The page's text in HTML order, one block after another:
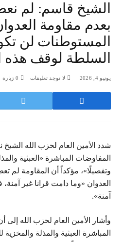
الشيخ قاسم: لم
بعدم مقاومة
المستوطنات لن
السلطة لوقف هذه
يونيو 4, 2026 لا توجد تعليقات 0 زيارة
شدد الأمين العام لحزب الله
المفاوضات المباشرة «العبثية
وتفصيلًا»، مؤكداً أن المقاومة لم
العدوان «وما دامت قرانا غير
آمنة».
وأشار الأمين العام لحزب الله إلى
المباشرة العبثية والمذلة